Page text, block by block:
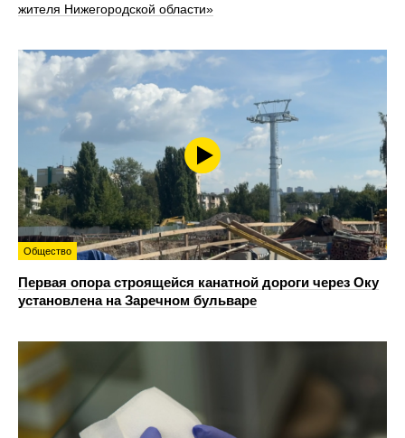
жителя Нижегородской области»
Общество
Первая опора строящейся канатной дороги через Оку
установлена на Заречном бульваре